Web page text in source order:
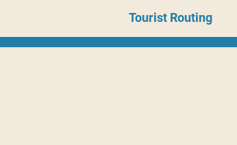
Tourist Routing